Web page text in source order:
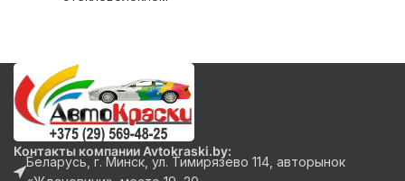
Контакты компании Avtokraski.by:
Беларусь, г. Минск, ул. Тимирязево 114, авторынок